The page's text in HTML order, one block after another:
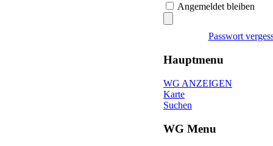
Angemeldet bleiben
Passwort
Hauptmenu
WG ANZEIGEN
Karte
Suchen
WG Menu